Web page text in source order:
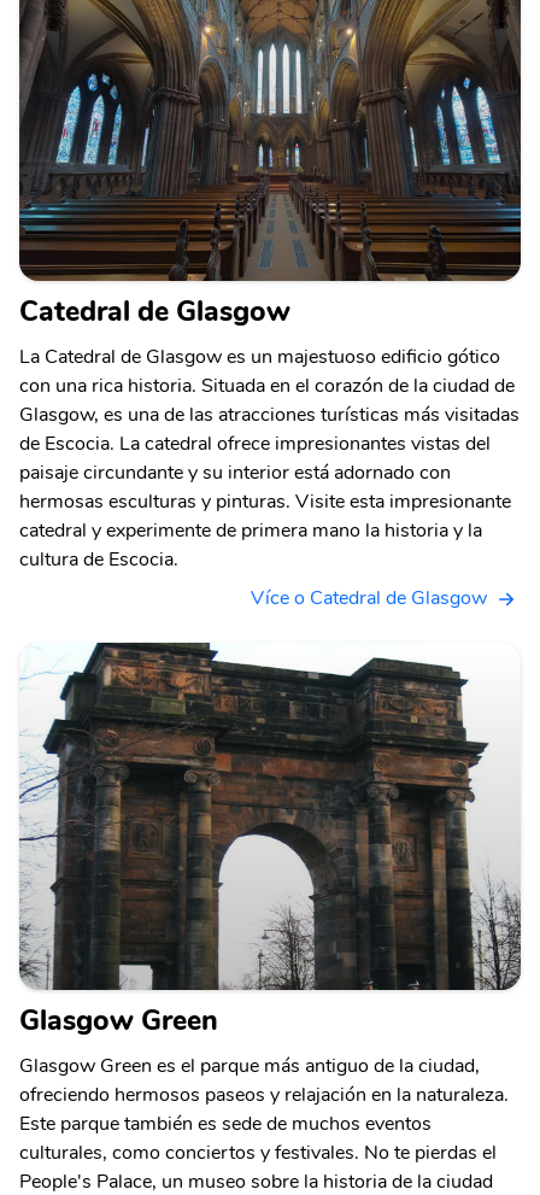
Catedral de Glasgow
La Catedral de Glasgow es un majestuoso edificio gótico
con una rica historia. Situada en el corazón de la ciudad de
Glasgow, es una de las atracciones turísticas más visitadas
de Escocia. La catedral ofrece impresionantes vistas del
paisaje circundante y su interior está adornado con
hermosas esculturas y pinturas. Visite esta impresionante
catedral y experimente de primera mano la historia y la
cultura de Escocia.
Více o Catedral de Glasgow
Glasgow Green
Glasgow Green es el parque más antiguo de la ciudad,
ofreciendo hermosos paseos y relajación en la naturaleza.
Este parque también es sede de muchos eventos
culturales, como conciertos y festivales. No te pierdas el
People's Palace, un museo sobre la historia de la ciudad